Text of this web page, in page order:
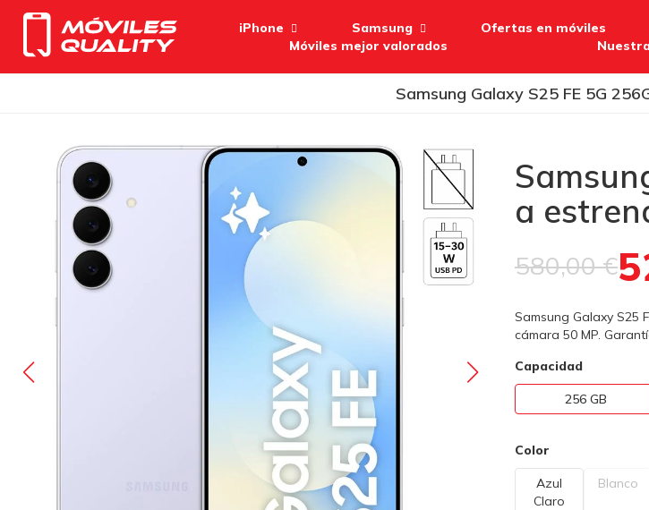
iPhone Samsung Ofertas en móviles
Móviles mejor valorados
Samsung Galaxy S25 FE 5G
a
580,00 €
Samsung Galaxy S25
cámara 50 MP.
Capacidad
256 GB
Color
Azul
Claro
Blanco